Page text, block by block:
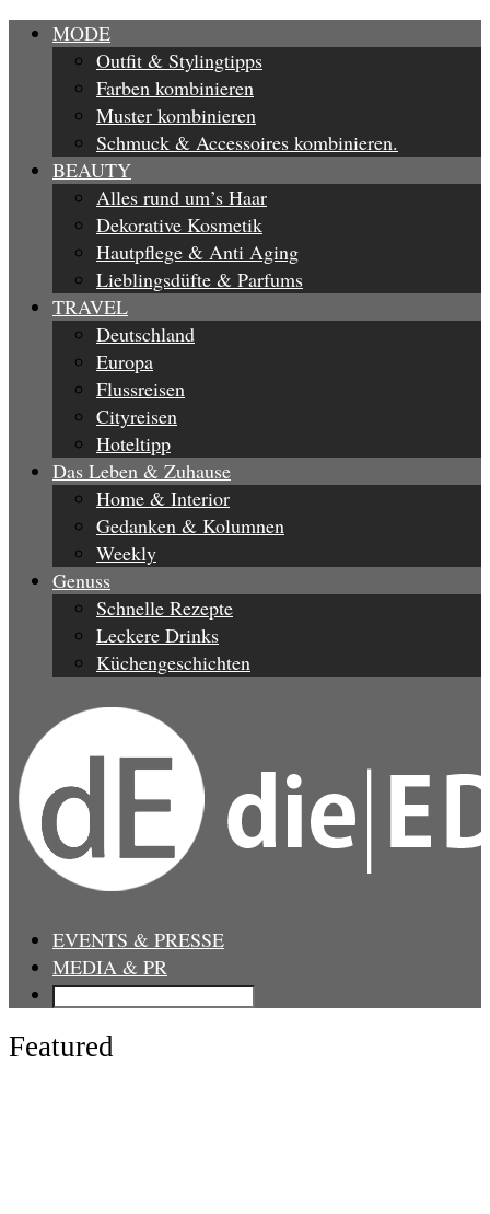
MODE
Outfit & Stylingtipps
Farben kombinieren
Muster kombinieren
Schmuck & Accessoires kombinieren.
BEAUTY
Alles rund um’s Haar
Dekorative Kosmetik
Hautpflege & Anti Aging
Lieblingsdüfte & Parfums
TRAVEL
Deutschland
Europa
Flussreisen
Cityreisen
Hoteltipp
Das Leben & Zuhause
Home & Interior
Gedanken & Kolumnen
Weekly
Genuss
Schnelle Rezepte
Leckere Drinks
Küchengeschichten
EVENTS & PRESSE
MEDIA & PR
Featured